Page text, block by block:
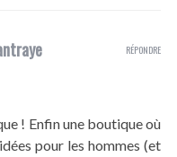
! Enfin une boutique où
pour les hommes (et
RÉPONDRE